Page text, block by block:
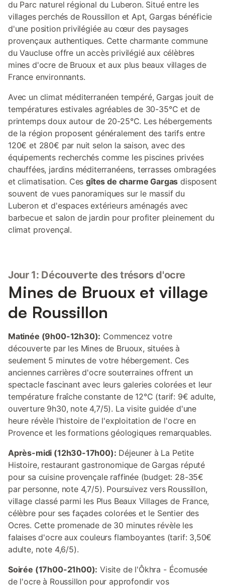
rapaces ...). Pour les personnes non compatibles ce n'est pas la
bonne location. Nous acceptons vos chats et chiens (selon les
modèles), lors de votre réservation merci de le noter et de nous
c
du Parc naturel régional du Luberon. Situé entre les
villages perchés de Roussillon et Apt, Gargas bénéficie
d'une position privilégiée au cœur des paysages
provençaux authentiques. Cette charmante commune
du Vaucluse offre un accès privilégié aux célèbres
mines d'ocre de Bruoux et aux plus beaux villages de
France environnants.
Avec un climat méditerranéen tempéré, Gargas jouit de
températures estivales agréables de 30-35°C et de
printemps doux autour de 20-25°C. Les hébergements
de la région proposent généralement des tarifs entre
120€ et 280€ par nuit selon la saison, avec des
équipements recherchés comme les piscines privées
chauffées, jardins méditerranéens, terrasses ombragées
et climatisation. Cesgîtes de charme Gargas disposent
souvent de vues panoramiques sur le massif du
Luberon et d'espaces extérieurs aménagés avec
barbecue et salon de jardin pour profiter pleinement du
climat provençal.
Jour 1: Découverte des trésors d'ocre
Mines de Bruoux et village
de Roussillon
Matinée (9h00-12h30): Commencez votre
découverte par les Mines de Bruoux, situées à
seulement 5 minutes de votre hébergement. Ces
anciennes carrières d'ocre souterraines offrent un
spectacle fascinant avec leurs galeries colorées et leur
température fraîche constante de 12°C (tarif: 9€ adulte,
ouverture 9h30, note 4,7/5). La visite guidée d'une
heure révèle l'histoire de l'exploitation de l'ocre en
Provence et les formations géologiques remarquables.
Après-midi (12h30-17h00): Déjeuner à La Petite
Histoire, restaurant gastronomique de Gargas réputé
pour sa cuisine provençale raffinée (budget: 28-35€
par personne, note 4,7/5). Poursuivez vers Roussillon,
village classé parmi les Plus Beaux Villages de France,
célèbre pour ses façades colorées et le Sentier des
Ocres. Cette promenade de 30 minutes révèle les
falaises d'ocre aux couleurs flamboyantes (tarif: 3,50€
adulte, note 4,6/5).
Soirée (17h00-21h00): Visite de l'Ôkhra - Écomusée
de l'ocre à Roussillon pour approfondir vos